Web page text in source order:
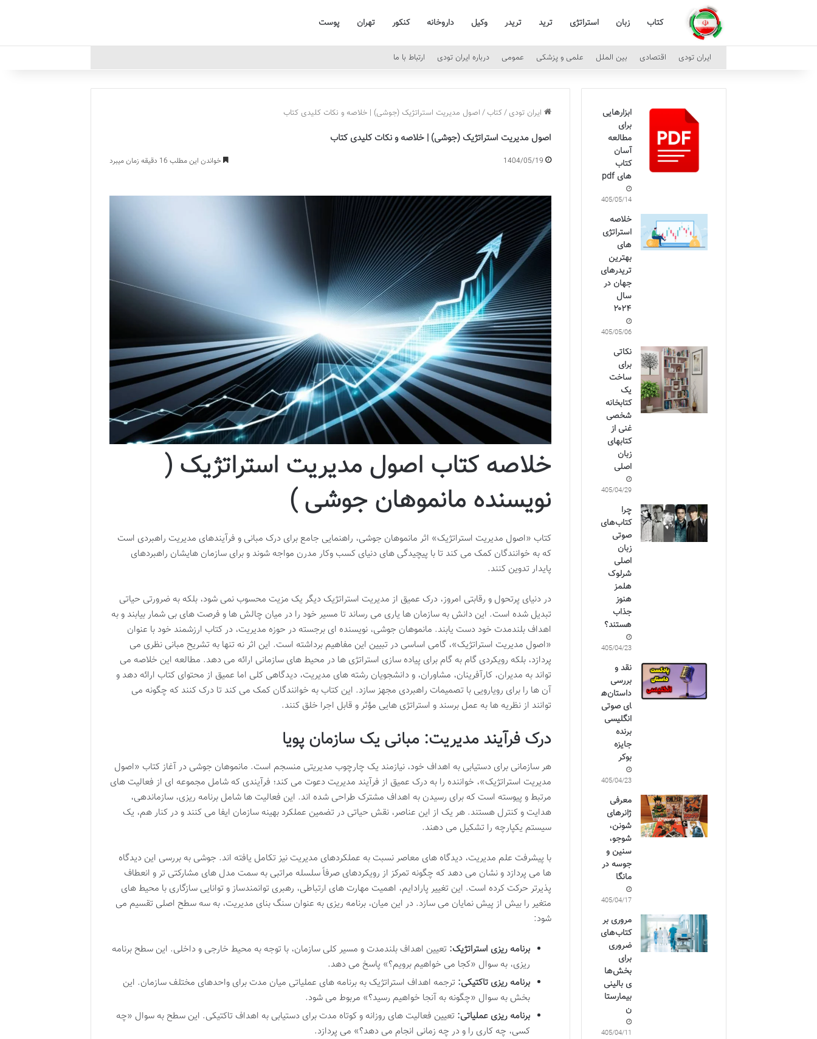
کتاب زبان استراتژی ترید تریدر وکیل داروخانه کنکور تهران پوست
ایران تودی اقتصادی بین الملل علمی و پزشکی عمومی درباره ایران تودی ارتباط با ما
ایران تودی /کتاب / اصول مدیریت استراتژیک (جوشی) | خلاصه و نکات کلیدی کتاب
اصول مدیریت استراتژیک (جوشی) | خلاصه و نکات کلیدی کتاب
1404/05/19 خواندن این مطلب 16 دقیقه زمان میبرد
خلاصه کتاب اصول مدیریت استراتژیک (
نویسنده مانموهان جوشی )
کتاب «اصول مدیریت استراتژیک» اثر مانموهان جوشی، راهنمایی جامع برای درک مبانی و فرآیندهای مدیریت راهبردی است
که به خوانندگان کمک می کند تا با پیچیدگی های دنیای کسب وکار مدرن مواجه شوند و برای سازمان هایشان راهبردهای
پایدار تدوین کنند.
در دنیای پرتحول و رقابتی امروز، درک عمیق از مدیریت استراتژیک دیگر یک مزیت محسوب نمی شود، بلکه به ضرورتی حیاتی
تبدیل شده است. این دانش به سازمان ها یاری می رساند تا مسیر خود را در میان چالش ها و فرصت های بی شمار بیابند و به
اهداف بلندمدت خود دست یابند. مانموهان جوشی، نویسنده ای برجسته در حوزه مدیریت، در کتاب ارزشمند خود با عنوان
«اصول مدیریت استراتژیک»، گامی اساسی در تبیین این مفاهیم برداشته است. این اثر نه تنها به تشریح مبانی نظری می
پردازد، بلکه رویکردی گام به گام برای پیاده سازی استراتژی ها در محیط های سازمانی ارائه می دهد. مطالعه این خلاصه می
تواند به مدیران، کارآفرینان، مشاوران، و دانشجویان رشته های مدیریت، دیدگاهی کلی اما عمیق از محتوای کتاب ارائه دهد و
آن ها را برای رویارویی با تصمیمات راهبردی مجهز سازد. این کتاب به خوانندگان کمک می کند تا درک کنند که چگونه می
توانند از نظریه ها به عمل برسند و استراتژی هایی مؤثر و قابل اجرا خلق کنند.
درک فرآیند مدیریت: مبانی یک سازمان پویا
هر سازمانی برای دستیابی به اهداف خود، نیازمند یک چارچوب مدیریتی منسجم است. مانموهان جوشی در آغاز کتاب «اصول
مدیریت استراتژیک»، خواننده را به درک عمیق از فرآیند مدیریت دعوت می کند؛ فرآیندی که شامل مجموعه ای از فعالیت های
مرتبط و پیوسته است که برای رسیدن به اهداف مشترک طراحی شده اند. این فعالیت ها شامل برنامه ریزی، سازماندهی،
هدایت و کنترل هستند. هر یک از این عناصر، نقش حیاتی در تضمین عملکرد بهینه سازمان ایفا می کنند و در کنار هم، یک
سیستم یکپارچه را تشکیل می دهند.
با پیشرفت علم مدیریت، دیدگاه های معاصر نسبت به عملکردهای مدیریت نیز تکامل یافته اند. جوشی به بررسی این دیدگاه
ها می پردازد و نشان می دهد که چگونه تمرکز از رویکردهای صرفاً سلسله مراتبی به سمت مدل های مشارکتی تر و انعطاف
پذیرتر حرکت کرده است. این تغییر پارادایم، اهمیت مهارت های ارتباطی، رهبری توانمندساز و توانایی سازگاری با محیط های
متغیر را بیش از پیش نمایان می سازد. در این میان، برنامه ریزی به عنوان سنگ بنای مدیریت، به سه سطح اصلی تقسیم می
شود:
برنامه ریزی استراتژیک: تعیین اهداف بلندمدت و مسیر کلی سازمان، با توجه به محیط خارجی و داخلی. این سطح برنامه
ریزی، به سوال «کجا می خواهیم برویم؟» پاسخ می دهد.
برنامه ریزی تاکتیکی: ترجمه اهداف استراتژیک به برنامه های عملیاتی میان مدت برای واحدهای مختلف سازمان. این
بخش به سوال «چگونه به آنجا خواهیم رسید؟» مربوط می شود.
برنامه ریزی عملیاتی: تعیین فعالیت های روزانه و کوتاه مدت برای دستیابی به اهداف تاکتیکی. این سطح به سوال «چه
کسی، چه کاری را و در چه زمانی انجام می دهد؟» می پردازد.
ابزارهایی
برای
مطالعه
آسان
کتاب
های pdf
1405/05/14
خلاصه
استراتژی‌
های
بهترین
تریدرهای
جهان در
سال
۲۰۲۴
1405/05/06
نکاتی
برای
ساخت
یک
کتابخانه
شخصی
غنی از
کتابهای
زبان
اصلی
1405/04/29
چرا
کتاب‌های
صوتی
زبان
اصلی
شرلوک
هلمز
هنوز
جذاب
هستند؟
1405/04/23
نقد و
بررسی
داستان‌ه
ای صوتی
انگلیسی
برنده
جایزه
بوکر
1405/04/23
معرفی
ژانرهای
شونن،
شوجو،
سنین و
جوسه در
مانگا
1405/04/17
مروری بر
کتاب‌های
ضروری
برای
بخش‌ها
ی بالینی
بیمارستا
ن
1405/04/11